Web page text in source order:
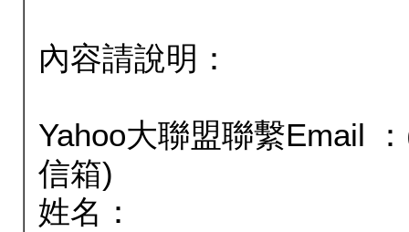
內容請說明：
Yahoo大聯盟聯繫Email
信箱)
姓名：